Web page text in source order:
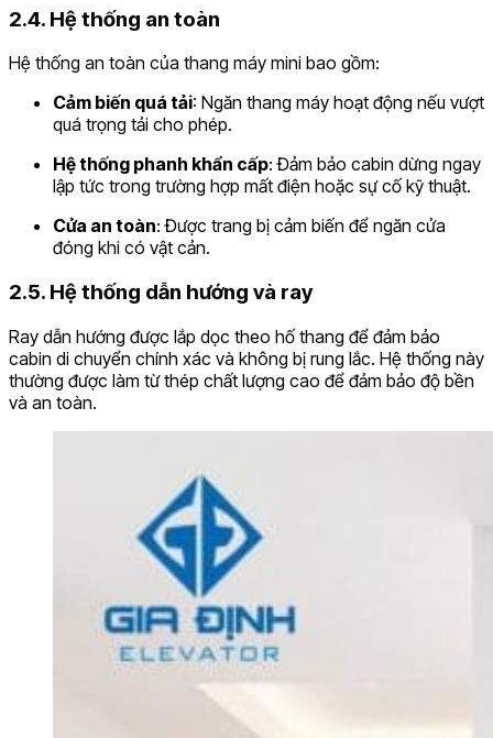
2.4. Hệ thống an toàn
Hệ thống an toàn của thang máy mini bao gồm:
Cảm biến quá tải: Ngăn thang máy hoạt động nếu vượt
quá trọng tải cho phép.
Hệ thống phanh khẩn cấp: Đảm bảo cabin dừng ngay
lập tức trong trường hợp mất điện hoặc sự cố kỹ thuật.
Cửa an toàn: Được trang bị cảm biến để ngăn cửa
đóng khi có vật cản.
2.5. Hệ thống dẫn hướng và ray
Ray dẫn hướng được lắp dọc theo hố thang để đảm bảo
cabin di chuyển chính xác và không bị rung lắc. Hệ thống này
thường được làm từ thép chất lượng cao để đảm bảo độ bền
và an toàn.